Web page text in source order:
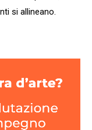
si allineano.